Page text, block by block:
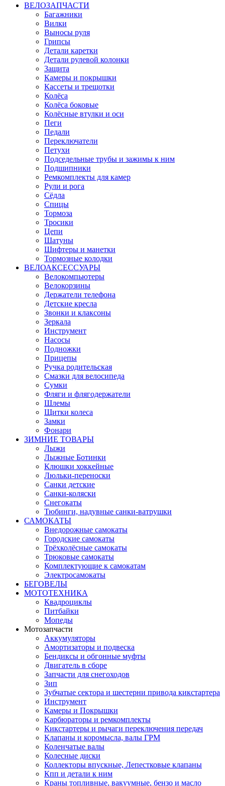
ВЕЛОЗАПЧАСТИ
Багажники
Вилки
Выносы руля
Грипсы
Детали каретки
Детали рулевой колонки
Защита
Камеры и покрышки
Кассеты и трещотки
Колёса
Колёса боковые
Колёсные втулки и оси
Пеги
Педали
Переключатели
Петухи
Подседельные трубы и зажимы к ним
Подшипники
Ремкомплекты для камер
Рули и рога
Сёдла
Спицы
Тормоза
Тросики
Цепи
Шатуны
Шифтеры и манетки
Тормозные колодки
ВЕЛОАКСЕССУАРЫ
Велокомпьютеры
Велокорзины
Держатели телефона
Детские кресла
Звонки и клаксоны
Зеркала
Инструмент
Насосы
Подножки
Прицепы
Ручка родительская
Смазки для велосипеда
Сумки
Фляги и флягодержатели
Шлемы
Щитки колеса
Замки
Фонари
ЗИМНИЕ ТОВАРЫ
Лыжи
Лыжные Ботинки
Клюшки хоккейные
Люльки-переноски
Санки детские
Санки-коляски
Снегокаты
Тюбинги, надувные санки-ватрушки
САМОКАТЫ
Внедорожные самокаты
Городские самокаты
Трёхколёсные самокаты
Трюковые самокаты
Комплектующие к самокатам
Электросамокаты
БЕГОВЕЛЫ
МОТОТЕХНИКА
Квадроциклы
Питбайки
Мопеды
Мотозапчасти
Аккумуляторы
Амортизаторы и подвеска
Бендиксы и обгонные муфты
Двигатель в сборе
Запчасти для снегоходов
Зип
Зубчатые сектора и шестерни привода кикстартера
Инструмент
Камеры и Покрышки
Карбюраторы и ремкомплекты
Кикстартеры и рычаги переключения передач
Клапаны и коромысла, валы ГРМ
Коленчатые валы
Колесные диски
Коллекторы впускные, Лепестковые клапаны
Кпп и детали к ним
Краны топливные, вакуумные, бензо и масло